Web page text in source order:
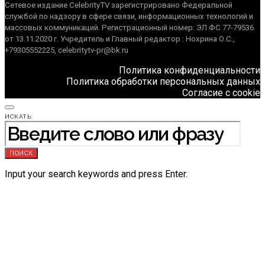
Сетевое издание CelebrityTV зарегистрировано Федеральной
службой по надзору в сфере связи, информационных технологий и
массовых коммуникаций. Регистрационный номер: ЭЛ ФС 77-79536
от 13.11.2020 г. Учредитель и Главный редактор : Нохрина О.С.,
+79305552225, celebritytv-pr@bk.ru
Политика конфиденциальности
Политика обработки персональных данных
Согласие с cookie
ИСКАТЬ:
ПОИСК
Input your search keywords and press Enter.